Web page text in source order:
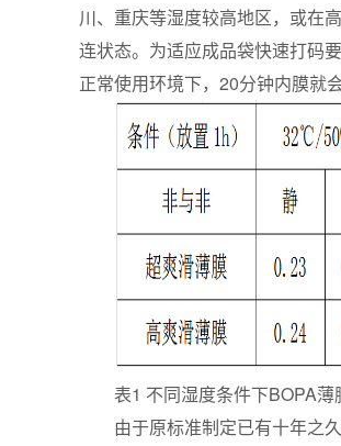
川、重庆等湿度较高地区，或在
连状态。为适应成品袋快速打码
正常使用环境下，20分钟内膜就
表1 不同湿度条件下BOPA
由于原标准制定已有十年之